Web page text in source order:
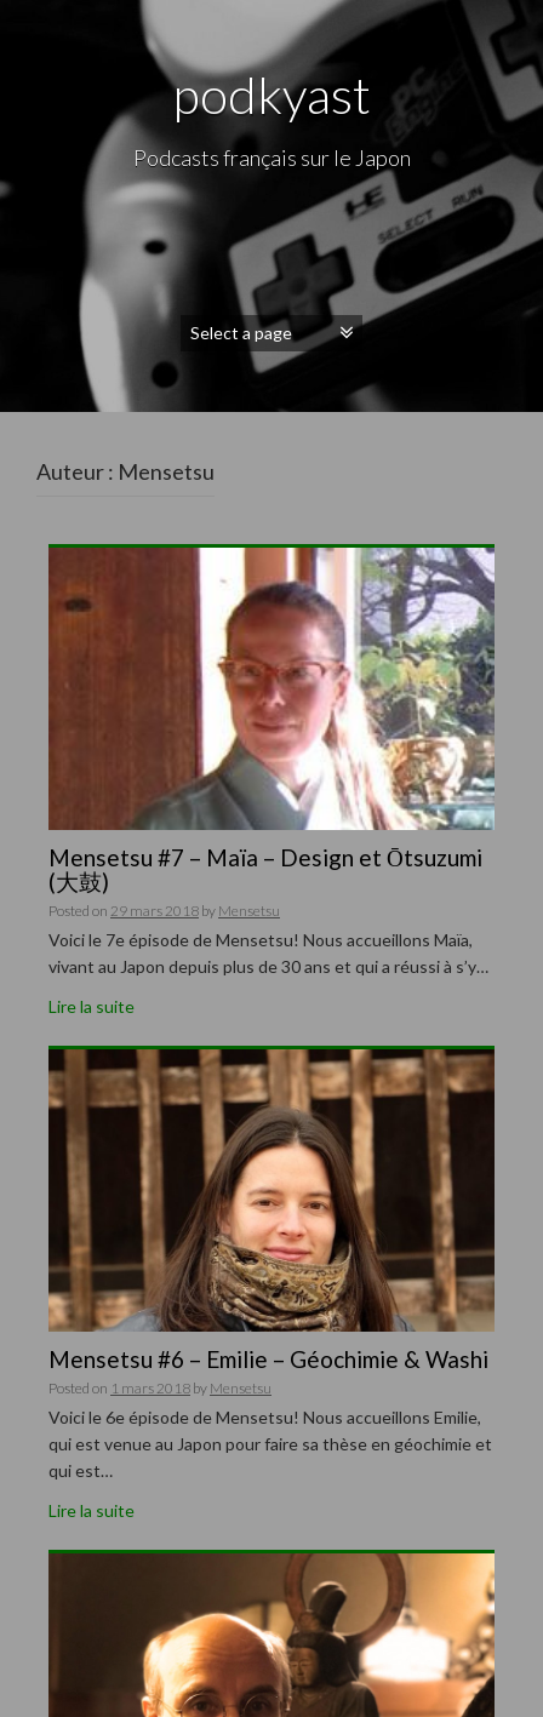
podkyast
Podcasts français sur le Japon
Auteur : Mensetsu
Mensetsu #7 – Maïa – Design et Ōtsuzumi
(大鼓)
Posted on 29 mars 2018 by Mensetsu
Voici le 7e épisode de Mensetsu! Nous accueillons Maïa,
vivant au Japon depuis plus de 30 ans et qui a réussi à s’y…
Lire la suite
Mensetsu #6 – Emilie – Géochimie & Washi
Posted on 1 mars 2018 by Mensetsu
Voici le 6e épisode de Mensetsu! Nous accueillons Emilie,
qui est venue au Japon pour faire sa thèse en géochimie et
qui est…
Lire la suite